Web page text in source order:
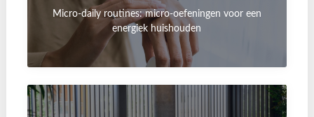
Micro-daily routines: micro-oefeningen voor een
energiek huishouden